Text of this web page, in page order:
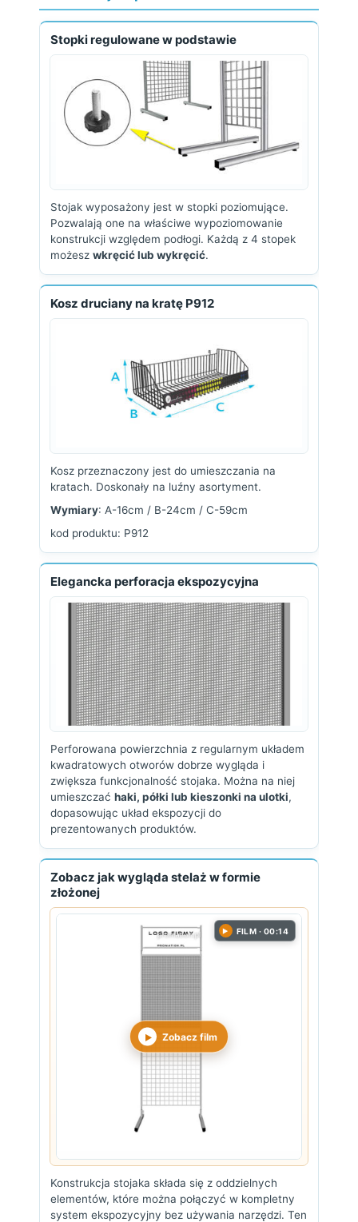
Stopki regulowane w podstawie
Stojak wyposażony jest w stopki poziomujące.
Pozwalają one na właściwe wypoziomowanie
konstrukcji względem podłogi. Każdą z 4 stopek
możesz wkręcić lub wykręcić.
Kosz druciany na kratę P912
Kosz przeznaczony jest do umieszczania na
kratach. Doskonały na luźny asortyment.
Wymiary: A-16cm / B-24cm / C-59cm
kod produktu: P912
Elegancka perforacja ekspozycyjna
Perforowana powierzchnia z regularnym układem
kwadratowych otworów dobrze wygląda i
zwiększa funkcjonalność stojaka. Można na niej
umieszczać haki, półki lub kieszonki na ulotki,
dopasowując układ ekspozycji do
prezentowanych produktów.
Zobacz jak wygląda stelaż w formie
złożonej
▶ FILM · 00:14
Zobacz film
Konstrukcja stojaka składa się z oddzielnych
elementów, które można połączyć w kompletny
system ekspozycyjny bez używania narzędzi. Ten